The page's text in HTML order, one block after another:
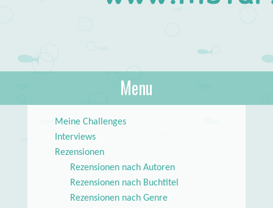
About Books
lilstar.de
Menu
Meine Challenges
Interviews
Rezensionen
Rezensionen nach Autoren
Rezensionen nach Buchtitel
Rezensionen nach Genre